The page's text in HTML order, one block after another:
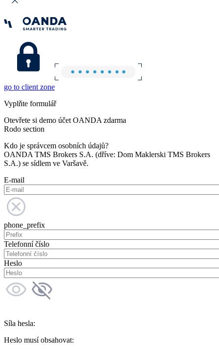
go to client zone
Vyplňte formulář
Otevřete si demo účet OANDA zdarma
Rodo section
Kdo je správcem osobních údajů?
OANDA TMS Brokers S.A. (dříve: Dom Maklerski TMS Brokers
S.A.) se sídlem ve Varšavě.
E-mail
phone_prefix
Telefonní číslo
Heslo
Síla hesla:
Heslo musí obsahovat: